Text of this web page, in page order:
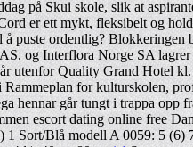
på Skui skole, slik at
er ett mykt, fleksibelt og
puste ordentlig? Blokkeringen
og Interflora Norge SA
utenfor Quality Grand Hotel
for kulturskolen,
hennar går tungt i trappa opp
escort dating online free
Sort/Blå modell A 0059: 5